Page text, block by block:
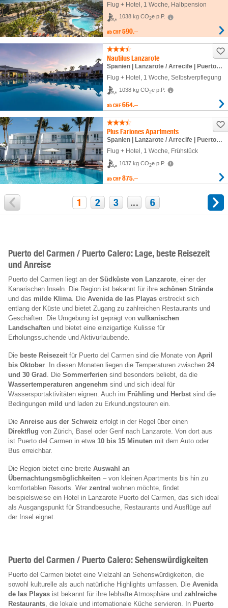
Flug + Hotel 1 Woche , Halbpension
1038 kg CO2e p.P.
ab CHF 590.–
Nautilus Lanzarote
Spanien | Lanzarote / Arrecife | Puerto del Carmen / Puerto Calero
Flug + Hotel , 1 Woche, Selbstverpflegung
1038 kg CO2e p.P.
ab CHF 664.–
Plus Fariones Apartments
Spanien | Lanzarote / Arrecife | Puerto del Carmen / Puerto Calero
Flug + Hotel , 1 Woche, Frühstück
1037 kg CO2e p.P.
ab CHF 875.–
1 2 3 ... 6
Puerto del Carmen / Puerto Calero: Lage, beste Reisezeit
und Anreise
Puerto del Carmen liegt an der Südküste von Lanzarote , einer der
Kanarischen Inseln. Die Region ist bekannt für ihre schönen Strände
und das milde Klima . Die Avenida de las Playas erstreckt sich
entlang der Küste und bietet Zugang zu zahlreichen Restaurants und
Geschäften. Die Umgebung ist geprägt von vulkanischen
Landschaften und bietet eine einzigartige Kulisse für
Erholungssuchende und Aktivurlaubende.
Die beste Reisezeit für Puerto del Carmen sind die Monate von April
bis Oktober . In diesen Monaten liegen die Temperaturen zwischen 24
und 30 Grad
. Die Sommerferien sind besonders beliebt, da die
Wassertemperaturen angenehm sind und sich ideal für
Wassersportaktivitäten eignen. Auch im Frühling und Herbst sind die
Bedingungen mild und laden zu Erkundungstouren ein.
Die Anreise aus der Schweiz erfolgt in der Regel über einen
Direktflug von Zürich, Basel oder Genf nach Lanzarote. Von dort aus
ist Puerto del Carmen in etwa 10 bis 15 Minuten mit dem Auto oder
Bus erreichbar.
Die Region bietet eine breite Auswahl an
Übernachtungsmöglichkeiten – von kleinen Apartments bis hin zu
komfortablen Resorts. Wer zentral wohnen möchte, findet
beispielsweise ein Hotel in Lanzarote Puerto del Carmen, das sich ideal
als Ausgangspunkt für Strandbesuche, Restaurants und Ausflüge auf
der Insel eignet.
Puerto del Carmen / Puerto Calero: Sehenswürdigkeiten
Puerto del Carmen bietet eine Vielzahl an Sehenswürdigkeiten, die
sowohl kulturelle als auch natürliche Highlights umfassen. Die Avenida
de las Playas ist bekannt für ihre lebhafte Atmosphäre und zahlreiche
Restaurants , die lokale und internationale Küche servieren. In Puerto